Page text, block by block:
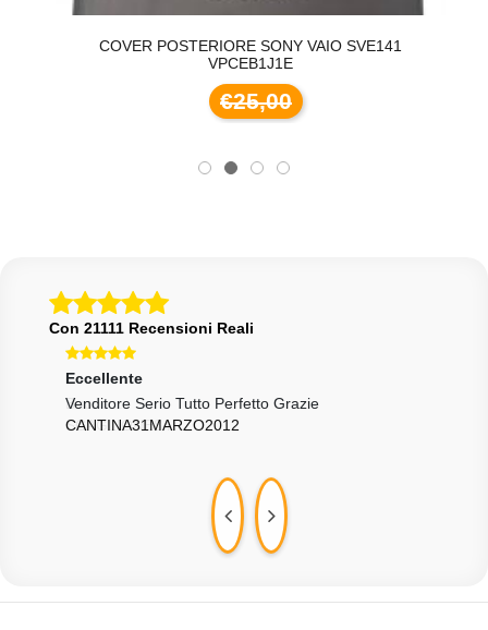
COVER POSTERIORE SONY VAIO SVE141
VPCEB1J1E
€25,00
Con 21111 Recensioni Reali
Eccellente
Buono...
SCAGLIONE84
Eccellente
Venditore Serio Tutto Perfetto Grazie
CANTINA31MARZO2012